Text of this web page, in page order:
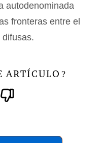
autodenominada
fronteras entre el
ARTÍCULO ?